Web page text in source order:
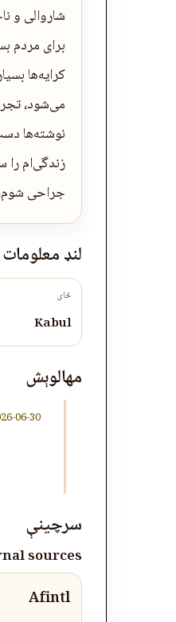
شاروالی و
برای مردم
کرایه‌ها
می‌شود،
زندگی‌ام را
جراحی
لنډ معلومات
ځای
Kabul
مهالوېش
06-30 05:59:42
سرچینې
sources
Afintl